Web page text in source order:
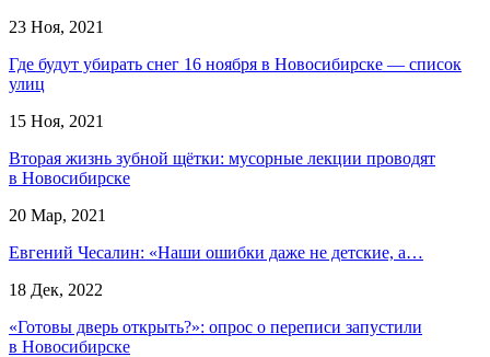
23 Ноя, 2021
Где будут убирать снег 16 ноября в Новосибирске — список
улиц
15 Ноя, 2021
Вторая жизнь зубной щётки: мусорные лекции проводят
в Новосибирске
20 Мар, 2021
Евгений Чесалин: «Наши ошибки даже не детские, а…
18 Дек, 2022
«Готовы дверь открыть?»: опрос о переписи запустили
в Новосибирске